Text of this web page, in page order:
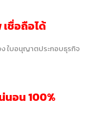
ชื่อถือได้
ใบอนุญาตประกอบธุรกิจ
นอน 100%